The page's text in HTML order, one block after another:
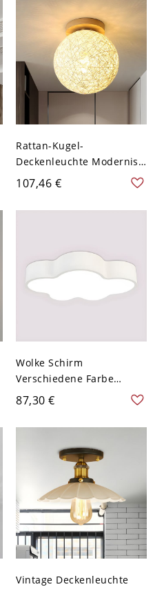
110V-120V 30,48 cm
Rattan-Kugel-
Deckenleuchte Modernist
1-Licht Weiß für
Badezimmer mit Holz-
Canopy, 6" Dia
107,46 €
Wolke Schirm
Verschiedene Farbe
Deckenlampe
Kindesgarten Acryl LED 1-
Kopf Deckenleuchte -
87,30 €
Vintage Deckenleuchte